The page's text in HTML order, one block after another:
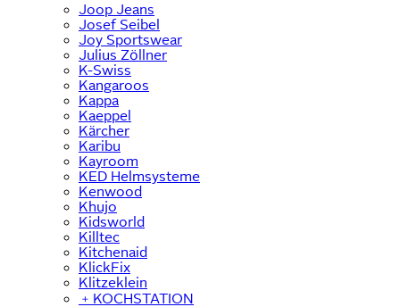
Joop Jeans
Josef Seibel
Joy Sportswear
Julius Zöllner
K-Swiss
Kangaroos
Kappa
Kaeppel
Kärcher
Karibu
Kayroom
KED Helmsysteme
Kenwood
Khujo
Kidsworld
Killtec
Kitchenaid
KlickFix
Klitzeklein
﹢ KOCHSTATION